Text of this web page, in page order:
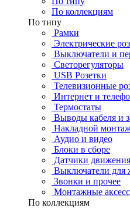
По коллекциям
По типу
Рамки
Электрические
Выключатели и
Светорегуляторы
USB Розетки
Телевизионные
Интернет и
Термостаты
Выводы кабеля и
Накладной
Аудио и видео
Блоки в сборе
Датчики движения
Выключатели для
Звонки и прочее
Монтажные
По коллекциям